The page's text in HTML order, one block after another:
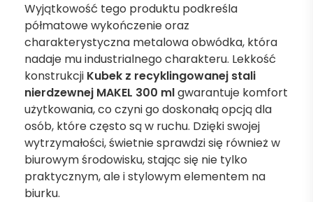
Wyjątkowość tego produktu podkreśla
półmatowe wykończenie oraz
charakterystyczna metalowa obwódka, która
nadaje mu industrialnego charakteru. Lekkość
konstrukcji Kubek z recyklingowanej stali
nierdzewnej MAKEL 300 mlgwarantuje komfort
użytkowania, co czyni go doskonałą opcją dla
osób, które często są w ruchu. Dzięki swojej
wytrzymałości, świetnie sprawdzi się również w
biurowym środowisku, stając się nie tylko
praktycznym, ale i stylowym elementem na
biurku.